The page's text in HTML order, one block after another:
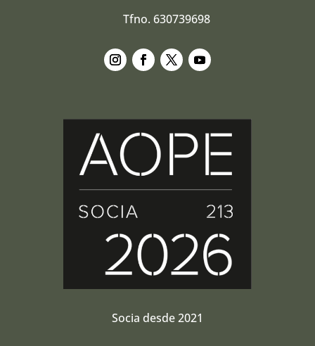
Tfno. 630739698
Socia desde 2021